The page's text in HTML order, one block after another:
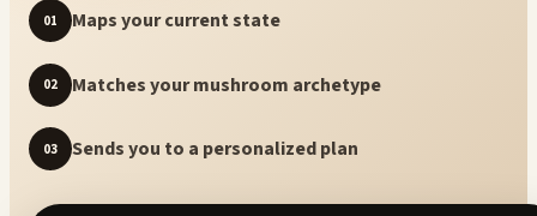
01 Maps your current state
02 Matches your mushroom archetype
03 Sends you to a personalized plan